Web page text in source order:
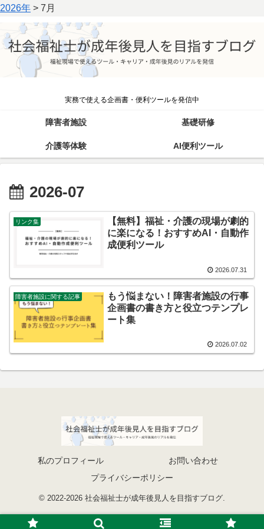
2026年 > 7月
実務で使える企画書・便利ツールを発信中
障害者施設 基礎研修
介護等体験 AI便利ツール
2026-07
リンク集
【無料】福祉・介護の現場が劇的
に楽になる！おすすめAI・自動作
成便利ツール
2026.07.31
障害者施設に関する記事
もう悩まない！障害者施設の行事
企画書の書き方と役立つテンプレ
ート集
2026.07.02
私のプロフィール
お問い合わせ
プライバシーポリシー
© 2022-2026 社会福祉士が成年後見人を目指すブログ.